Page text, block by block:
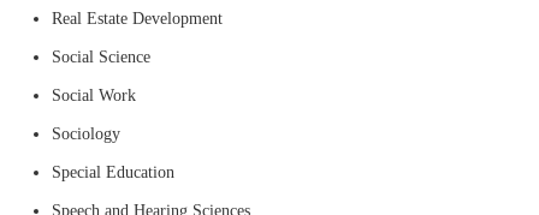
Real Estate Development
Social Science
Social Work
Sociology
Special Education
Speech and Hearing Sciences